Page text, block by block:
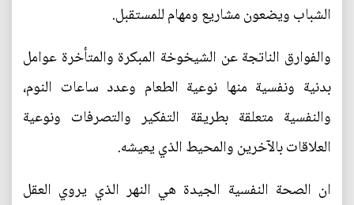
الشباب ويضعون مشاريع ومهام للمستقبل.
والفوارق الناتجة عن الشيخوخة المبكرة والمتأخرة عوامل
بدنية ونفسية منها نوعية الطعام وعدد ساعات النوم،
والنفسية متعلقة بطريقة التفكير والتصرفات ونوعية
العلاقات بالآخرين والمحيط الذي يعيشه.
ان الصحة النفسية الجيدة هي النهر الذي يروي العقل